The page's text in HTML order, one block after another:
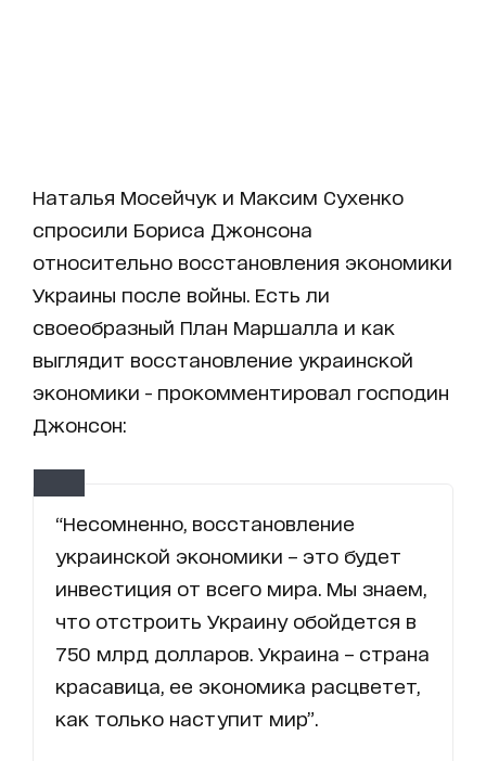
Наталья Мосейчук и Максим Сухенко
спросили Бориса Джонсона
относительно восстановления экономики
Украины после войны. Есть ли
своеобразный План Маршалла и как
выглядит восстановление украинской
экономики - прокомментировал господин
Джонсон:
“Несомненно, восстановление
украинской экономики – это будет
инвестиция от всего мира. Мы знаем,
что отстроить Украину обойдется в
750 млрд долларов. Украина – страна
красавица, ее экономика расцветет,
как только наступит мир”.